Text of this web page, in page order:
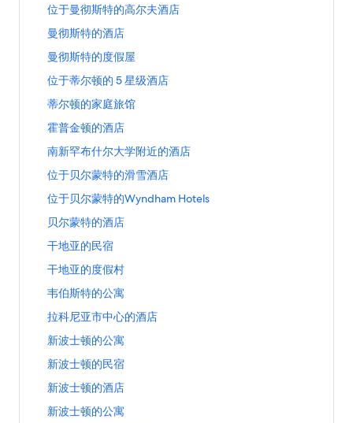
曼
彻
斯
特
公
寓
页
面
链
接
位于曼彻斯特的高尔夫酒店
打
位
于
曼
彻
特
的
高
尔
酒
店
页
面
链
接
曼彻斯特的酒店
打
曼
彻
斯
特
酒
店
页
面
链
接
曼彻斯特的度假屋
打
曼
彻
斯
特
度
假
屋
页
的
链
接
位于蒂尔顿的 5 星级酒店
打
位
于
蒂
尔
的
5
星
级
店
页
面
的
接
蒂尔顿的家庭旅馆
打
蒂
尔
顿
的
庭
旅
馆
页
的
链
接
霍普金顿的酒店
打
霍
普
金
顿
酒
店
页
面
链
接
南新罕布什尔大学附近的酒店
打
南
新
罕
布
尔
大
学
附
的
酒
店
页
的
链
接
位于贝尔蒙特的滑雪酒店
打
位
于
贝
尔
特
的
滑
雪
店
页
面
的
接
位于贝尔蒙特的Wyndham Hotels
打
位
于
贝
尔
特
的
W
y
d
h
a
m
贝尔蒙特的酒店
打
贝
尔
蒙
特
酒
店
页
面
链
接
干地亚的民宿
打
干
地
亚
的
宿
页
面
的
接
干地亚的度假村
打
干
地
亚
的
假
村
页
面
韦伯斯特的公寓
打
韦
伯
斯
特
公
寓
页
拉科尼亚市中心的酒店
打
拉
科
尼
亚
中
新波士顿的公寓
打
新
波
士
顿
新波士顿的民宿
打
新
波
士
新波士顿的酒店
打
新
新波士顿的公寓
打